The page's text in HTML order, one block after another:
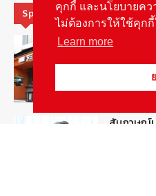
Special Picks
รู้จัก “MG
สัมภาษณ์ป
คุกกี้ และนโยบายค
ไม่ต้องการให้ใช้คุก
Learn more